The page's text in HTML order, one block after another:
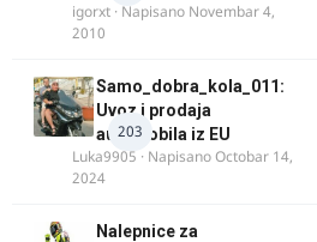
igorxt · Napisano Novembar 4,
2010
203
Samo_dobra_kola_011:
Uvoz i prodaja
automobila iz EU
Luka9905 · NapisanoOctobar 14,
2024
Nalepnice za